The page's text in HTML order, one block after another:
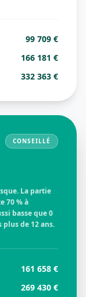
99 709 €
166 181 €
332 363 €
CONSEILLÉ
La partie
70 % à
basse que 0
de 12 ans.
161 658 €
269 430 €